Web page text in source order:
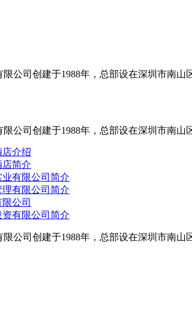
公司创建于1988年，总部设在深圳市南
公司创建于1988年，总部设在深圳市南
介绍
简介
有限公司简介
有限公司简介
公司
有限公司简介
公司创建于1988年，总部设在深圳市南